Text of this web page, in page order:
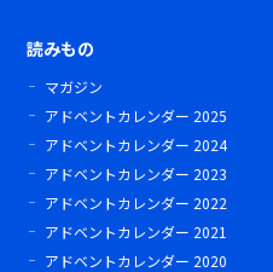
読みもの
マガジン
アドベントカレンダー 2025
アドベントカレンダー 2024
アドベントカレンダー 2023
アドベントカレンダー 2022
アドベントカレンダー 2021
アドベントカレンダー 2020